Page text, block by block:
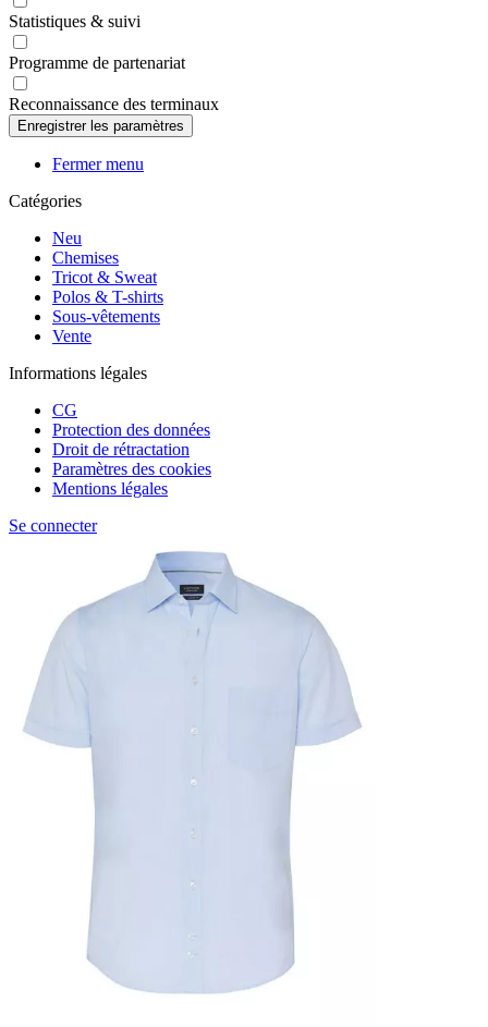
Statistiques & suivi
Programme de partenariat
Reconnaissance des terminaux
Fermer menu
Catégories
Neu
Chemises
Tricot & Sweat
Polos & T-shirts
Sous-vêtements
Vente
Informations légales
CG
Protection des données
Droit de rétractation
Paramètres des cookies
Mentions légales
Se connecter